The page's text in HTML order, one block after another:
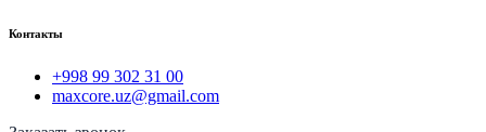
Контакты
+998 99 302 31 00
maxcore.uz@gmail.com